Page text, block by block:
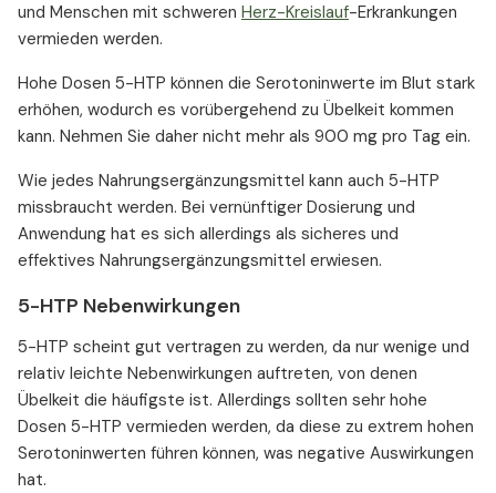
und Menschen mit schweren Herz-Kreislauf-Erkrankungen
vermieden werden.
Hohe Dosen 5-HTP können die Serotoninwerte im Blut stark
erhöhen, wodurch es vorübergehend zu Übelkeit kommen
kann. Nehmen Sie daher nicht mehr als 900 mg pro Tag ein.
Wie jedes Nahrungsergänzungsmittel kann auch 5-HTP
missbraucht werden. Bei vernünftiger Dosierung und
Anwendung hat es sich allerdings als sicheres und
effektives Nahrungsergänzungsmittel erwiesen.
5-HTP Nebenwirkungen
5-HTP scheint gut vertragen zu werden, da nur wenige und
relativ leichte Nebenwirkungen auftreten, von denen
Übelkeit die häufigste ist. Allerdings sollten sehr hohe
Dosen 5-HTP vermieden werden, da diese zu extrem hohen
Serotoninwerten führen können, was negative Auswirkungen
hat.